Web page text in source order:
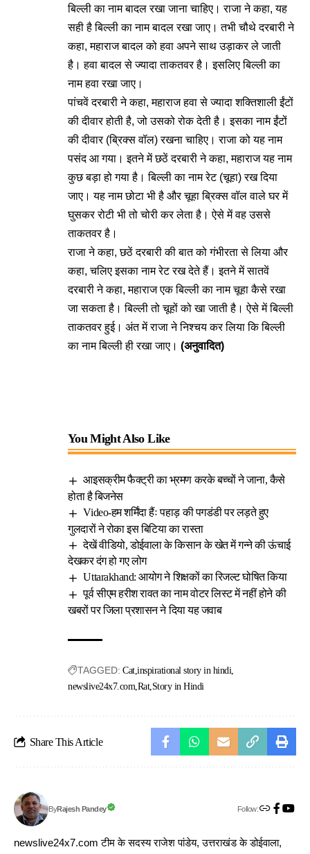
बिल्ली का नाम बादल रखा जाना चाहिए। राजा ने कहा, यह
सही है बिल्ली का नाम बादल रखा जाए। तभी चौथे दरबारी ने
कहा, महाराज बादल को हवा अपने साथ उड़ाकर ले जाती
है। हवा बादल से ज्यादा ताकतवर है। इसलिए बिल्ली का
नाम हवा रखा जाए।
पांचवें दरबारी ने कहा, महाराज हवा से ज्यादा शक्तिशाली ईंटों
की दीवार होती है, जो उसको रोक देती है। इसका नाम ईंटों
की दीवार (ब्रिक्स वॉल) रखना चाहिए। राजा को यह नाम
पसंद आ गया। इतने में छठें दरबारी ने कहा, महाराज यह नाम
कुछ बड़ा हो गया है। बिल्ली का नाम रेट (चूहा) रख दिया
जाए। यह नाम छोटा भी है और चूहा ब्रिक्स वॉल वाले घर में
घुसकर रोटी भी तो चोरी कर लेता है। ऐसे में वह उससे
ताकतवर है।
राजा ने कहा, छठें दरबारी की बात को गंभीरता से लिया और
कहा, चलिए इसका नाम रेट रख देते हैं। इतने में सातवें
दरबारी ने कहा, महाराज एक बिल्ली का नाम चूहा कैसे रखा
जा सकता है। बिल्ली तो चूहों को खा जाती है। ऐसे में बिल्ली
ताकतवर हुई। अंत में राजा ने निश्चय कर लिया कि बिल्ली
का नाम बिल्ली ही रखा जाए। (अनुवादित)
You Might Also Like
आइसक्रीम फैक्ट्री का भ्रमण करके बच्चों ने जाना, कैसे
होता है बिजनेस
Video-हम शर्मिंदा हैंः पहाड़ की पगडंडी पर लड़ते हुए
गुलदारों ने रोका इस बिटिया का रास्ता
देखें वीडियो, डोईवाला के किसान के खेत में गन्ने की ऊंचाई
देखकर दंग हो गए लोग
Uttarakhand: आयोग ने शिक्षकों का रिजल्ट घोषित किया
पूर्व सीएम हरीश रावत का नाम वोटर लिस्ट में नहीं होने की
खबरों पर जिला प्रशासन ने दिया यह जवाब
TAGGED: Cat inspirational story in hindi
newslive24x7.com Rat Story in Hindi
Share This Article
ByRajesh Pandey Follow:
newslive24x7.com टीम के सदस्य राजेश पांडेय, उत्तराखंड के डोईवाला,